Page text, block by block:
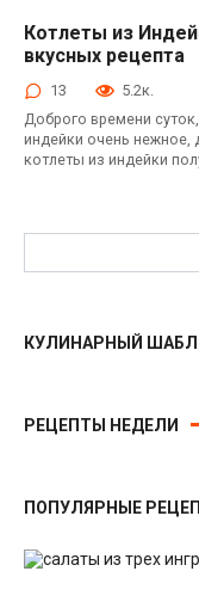
Котлеты из
вкусных рецепта
13
5.2к.
Доброго времени
индейки очень нежное,
котлеты из индейки
КУЛИНАРНЫЙ
РЕЦЕПТЫ НЕДЕЛИ
ПОПУЛЯРНЫЕ